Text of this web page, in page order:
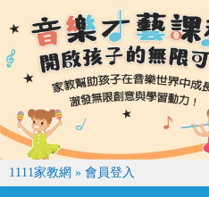
1111家教網 » 會員登入